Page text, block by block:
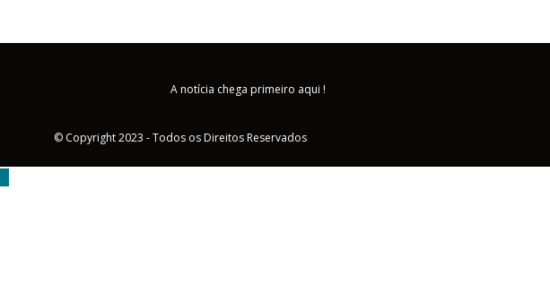
A notícia chega primeiro aqui !
© Copyright 2023 - Todos os Direitos Reservados